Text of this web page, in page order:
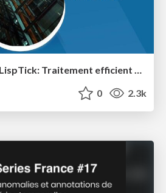
TSFR Edition #18 - LispTick: Traitement efficient des timeseries en pur streaming.
0 2.3k